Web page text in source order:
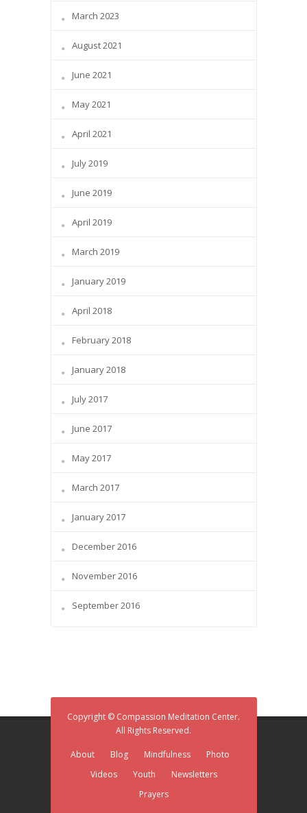
March 2023
August 2021
June 2021
May 2021
April 2021
July 2019
June 2019
April 2019
March 2019
January 2019
April 2018
February 2018
January 2018
July 2017
June 2017
May 2017
March 2017
January 2017
December 2016
November 2016
September 2016
Copyright © Compassion Meditation Center.
All Rights Reserved.
About Blog Mindfulness
Photo
Videos
Youth
Newsletters
Prayers